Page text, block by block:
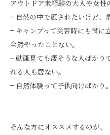
アウトドア未経験の大人や女性
– 自然の中で癒されたいけど、
– キャンプって災害時にも役に
全然やったことない。
– 動画見ても凄そうな人ばかり
れる人も居ない。
– 自然体験って子供向けばかり。
そんな方にオススメするのが、